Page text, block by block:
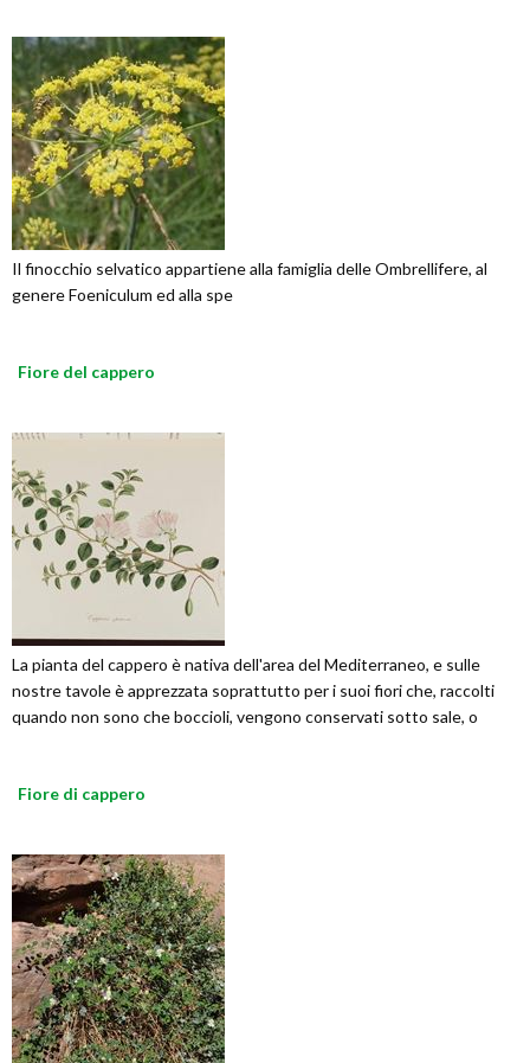
Il finocchio selvatico appartiene alla famiglia delle Ombrellifere, al
genere Foeniculum ed alla spe
Fiore del cappero
La pianta del cappero è nativa dell'area del Mediterraneo, e sulle
nostre tavole è apprezzata soprattutto per i suoi fiori che, raccolti
quando non sono che boccioli, vengono conservati sotto sale, o
Fiore di cappero